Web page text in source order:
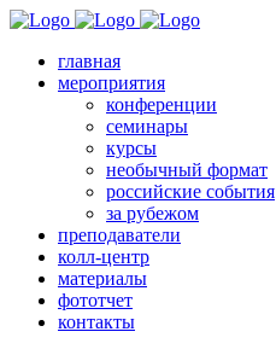
главная
мероприятия
конференции
семинары
курсы
необычный формат
российские события
за рубежом
преподаватели
колл-центр
материалы
фототчет
контакты